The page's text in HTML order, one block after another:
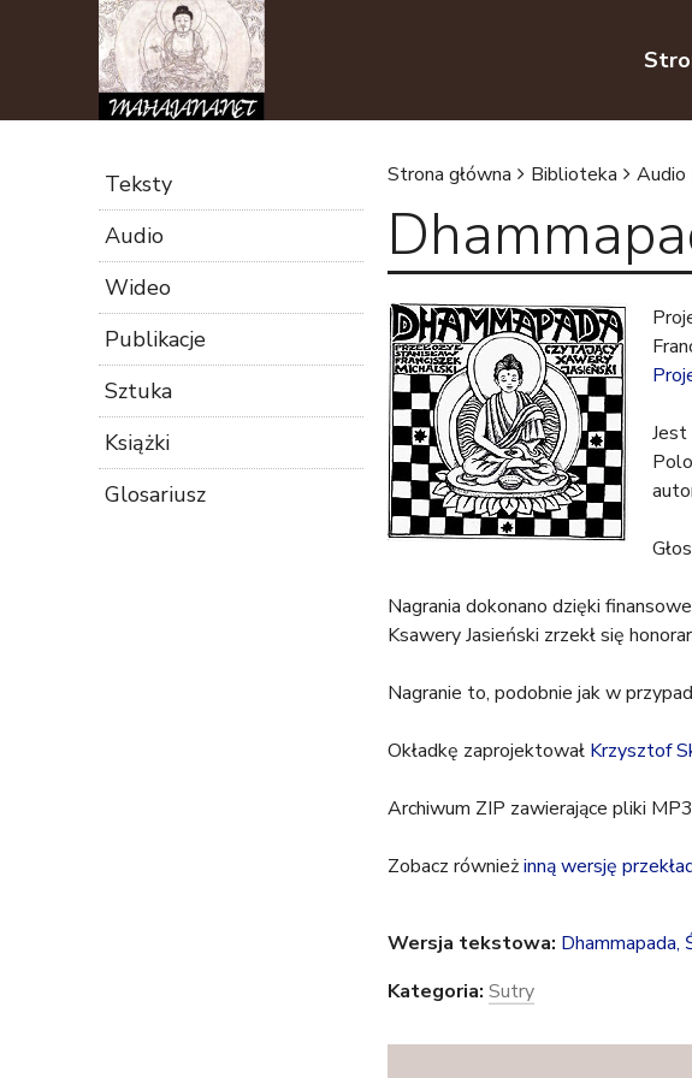
J
e
s
t
e
ś
u
t
a
j
Strona główna Biblioteka Audio
Nagrania dokonano dzięki
Ksawery Jasieński zrzekł się
Nagranie to, podobnie jak w
Okładkę zaprojektował Krzysztof
Archiwum ZIP zawierające pliki
Zobacz równieżinną wersję
Wersja tekstowa: Dhammapada,
Kategoria: Sutry
Teksty
Audio
Wideo
Publikacje
Sztuka
Książki
Glosariusz